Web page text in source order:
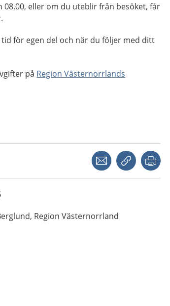
eller om du uteblir från besöket, får
för egen del och när du följer med ditt
på Region Västernorrlands
Dela via mejlKopiera länk
Region Västernorrland